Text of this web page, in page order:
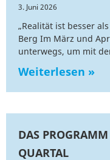
3. Juni 2026
„Realität ist besser
Berg Im März und
unterwegs, um mit
Weiterlesen »
DAS
QUARTAL